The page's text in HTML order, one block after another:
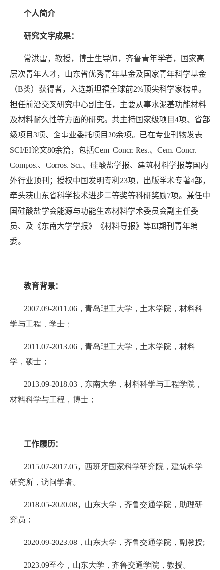
个人简介
研究文字成果：
常洪雷，教授，博士生导师，齐鲁青年学者，国家高
层次青年人才，山东省优秀青年基金及国家青年科学基金
（B类）获得者，入选斯坦福全球前2%顶尖科学家榜单。
担任前沿交叉研究中心副主任，主要从事水泥基功能材料
及材料耐久性等方面的研究。共主持国家级项目4项、省部
级项目3项、企事业委托项目20余项。已在专业刊物发表
SCI/EI论文80余篇，包括Cem. Concr. Res.、Cem. Concr.
Compos.、Corros. Sci.、硅酸盐学报、建筑材料学报等国内
外行业顶刊；授权中国发明专利23项，出版学术专著4部，
牵头获山东省科学技术进步二等奖等科研奖励7项。兼任中
国硅酸盐学会能源与功能生态材料学术委员会副主任委
员、及《东南大学学报》《材料导报》等EI期刊青年编
委。
教育背景：
2007.09-2011.06 ，青岛理工大学，土木学院，材料科
学与工程，学士；
2011.07-2013.06 ，青岛理工大学，土木学院，材料
学，硕士；
2013.09-2018.03 ，东南大学，材料科学与工程学院，
材料科学与工程，博士；
工作履历：
2015.07-2017.05， 西班牙国家科学研究院，建筑科学
研究所，访问学者。
2018.05-2020.08， 山东大学，齐鲁交通学院，助理研
究员；
2020.09-2023.08 ， 山东大学，齐鲁交通学院，副教授;
2023.09至今 ， 山东大学，齐鲁交通学院，教授。